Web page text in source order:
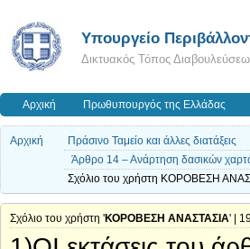
Yπουργείο
Δικτυακός Τόπος
Αρχική Πρωθυπουργός της Ελλάδας
Αρχική
Πράσινο Ταμείο και άλλες διατάξεις
Άρθρο 14 – Ανάρτηση δασικών
Σχόλιο του χρήστη ΚΟΡΟΒΕΣΗ
Σχόλιο του χρήστη 'ΚΟΡΟΒΕΣΗ ΑΝΑΣΤΑΣΙΑ' |